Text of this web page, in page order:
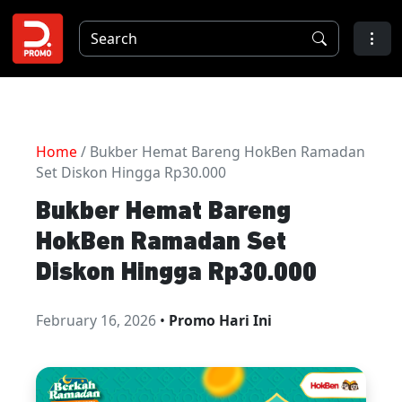
Home / Bukber Hemat Bareng HokBen Ramadan
Set Diskon Hingga Rp30.000
Bukber Hemat Bareng
HokBen Ramadan Set
Diskon Hingga Rp30.000
February 16, 2026 • Promo Hari Ini